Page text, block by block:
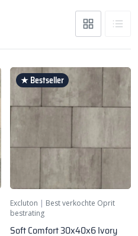
★ Bestseller
Excluton | Best verkochte Oprit
bestrating
Soft Comfort 30x40x6 Ivory